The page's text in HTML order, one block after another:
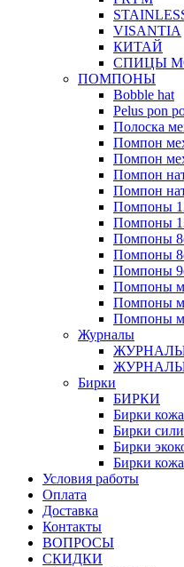
VISANTIA
КИТАЙ
СПИЦЫ
ПОМПОНЫ
Bobble hat
Pelus pon
Полоска
Помпон
Помпон
Помпон
Помпон
Помпоны
Помпоны
Помпоны
Помпоны
Помпоны
Помпоны
Помпоны
Помпоны
Журналы
ЖУРНАЛЫ
ЖУРНАЛЫ
Бирки
БИРКИ
Бирки
Бирки
Бирки
Бирки кожа
Условия работы
Оплата
Доставка
Контакты
ВОПРОСЫ
СКИДКИ